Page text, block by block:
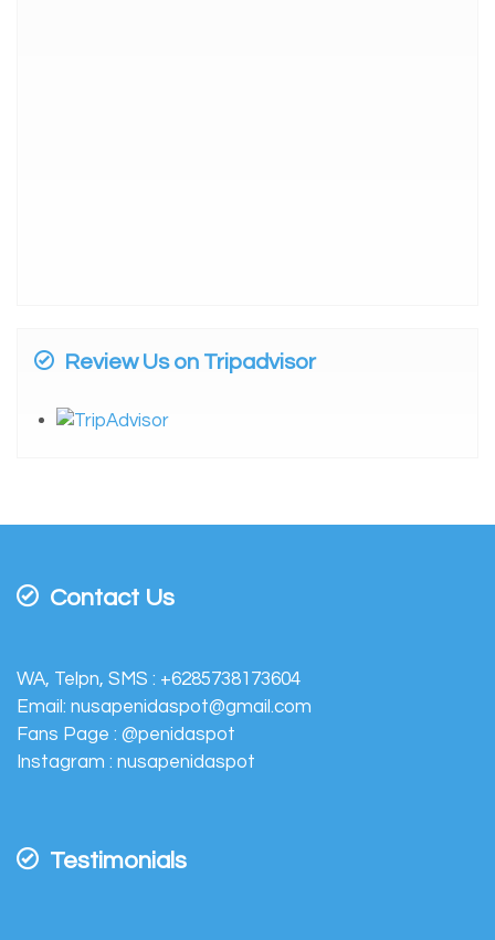
Review Us on Tripadvisor
Contact Us
WA, Telpn, SMS : +6285738173604
Email: nusapenidaspot@gmail.com
Fans Page : @penidaspot
Instagram : nusapenidaspot
Testimonials